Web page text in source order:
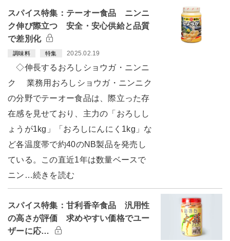
スパイス特集：テーオー食品 ニンニ
ク伸び際立つ 安全・安心供給と品質
で差別化
調味料 特集 2025.02.19
◇伸長するおろしショウガ・ニンニ
ク 業務用おろしショウガ・ニンニク
の分野でテーオー食品は、際立った存
在感を見せており、主力の「おろしし
ょうが1kg」「おろしにんにく1kg」な
ど各温度帯で約40のNB製品を発売し
ている。この直近1年は数量ベースで
ニン…続きを読む
スパイス特集：甘利香辛食品 汎用性
の高さが評価 求めやすい価格でユー
ザーに応…